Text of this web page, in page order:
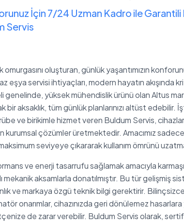
İçin 7/24 Uzman Kadro ile
Servis
oluşturan, günlük yaşantımızın
eşya servisi ihtiyaçları, modern hayatın akışında
yüksek mühendislik ürünü olan Altus
aksaklık, tüm günlük planlarınızı altüst edebilir.
ve birikimle hizmet veren Buldum Servis,
kurumsal çözümler üretmektedir. Amacımız sadece
seviyeye çıkararak kullanım ömrünü
ve enerji tasarrufu sağlamak amacıyla
mekanik aksamlarla donatılmıştır. Bu tür gelişmiş
ve markaya özgü teknik bilgi gerektirir.
onarımlar, cihazınızda geri dönülemez
de zarar verebilir. Buldum Servis olarak,